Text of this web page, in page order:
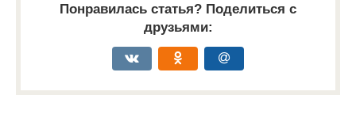
Понравилась статья? Поделиться с
друзьями: